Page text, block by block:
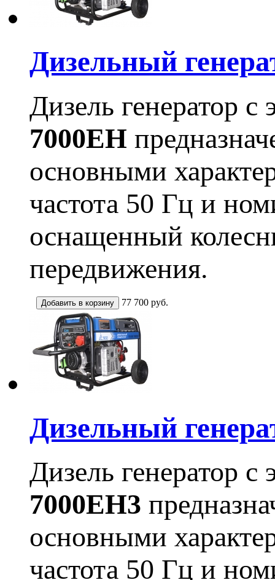
Дизельный
Дизель генератор с
7000EH
основными
частота 50 Гц и
оснащенный
передвижения.
77 700 руб.
Дизельный
Дизель генератор с
7000EH3
основными
частота 50 Гц и